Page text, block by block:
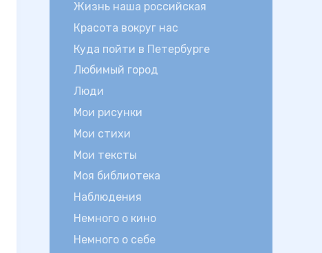
Жизнь наша российская
Красота вокруг нас
Куда пойти в Петербурге
Любимый город
Люди
Мои рисунки
Мои стихи
Мои тексты
Моя библиотека
Наблюдения
Немного о кино
Немного о себе